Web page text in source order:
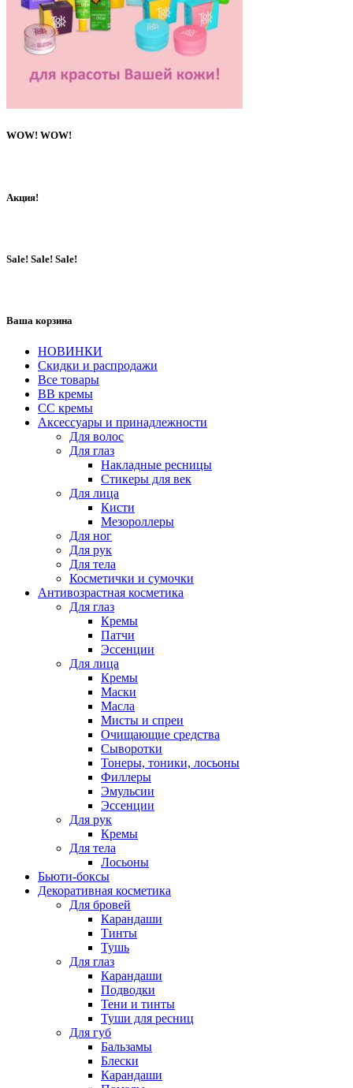
WOW! WOW!
Акция!
Sale! Sale! Sale!
Ваша корзина
НОВИНКИ
Скидки и распродажи
Все товары
BB кремы
CC кремы
Аксессуары и принадлежности
Для волос
Для глаз
Накладные ресницы
Стикеры для век
Для лица
Кисти
Мезороллеры
Для ног
Для рук
Для тела
Косметички и сумочки
Антивозрастная косметика
Для глаз
Кремы
Патчи
Эссенции
Для лица
Кремы
Маски
Масла
Мисты и спреи
Очищающие средства
Сыворотки
Тонеры, тоники, лосьоны
Филлеры
Эмульсии
Эссенции
Для рук
Кремы
Для тела
Лосьоны
Бьюти-боксы
Декоративная косметика
Для бровей
Карандаши
Тинты
Тушь
Для глаз
Карандаши
Подводки
Тени и тинты
Туши для ресниц
Для губ
Бальзамы
Блески
Карандаши